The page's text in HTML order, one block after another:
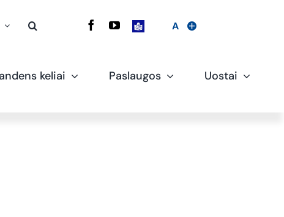
A
keliai Paslaugos Uostai